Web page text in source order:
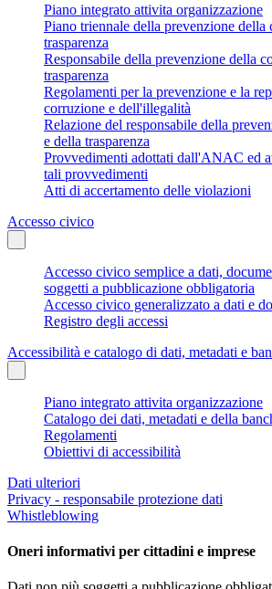
Piano integrato attivita organizzazione
Piano triennale della prevenzione della
trasparenza
Responsabile della prevenzione della
trasparenza
Regolamenti per la prevenzione e la
corruzione e dell'illegalità
Relazione del responsabile della
e della trasparenza
Provvedimenti adottati dall'ANAC ed
tali provvedimenti
Atti di accertamento delle violazioni
Accesso civico
Accesso civico semplice a dati,
soggetti a pubblicazione obbligatoria
Accesso civico generalizzato a dati e
Registro degli accessi
Accessibilità e catalogo di dati, metadati e
Piano integrato attivita organizzazione
Catalogo dei dati, metadati e della
Regolamenti
Obiettivi di accessibilità
Dati ulteriori
Privacy - responsabile protezione dati
Whistleblowing
Oneri informativi per cittadini e imprese